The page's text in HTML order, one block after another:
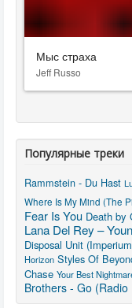
Мыс страха
Jeff Russo
Популярные треки
Rammstein - Du Hast
Where Is My Mind (The
Fear Is You Death by
Lana Del Rey –
Disposal Unit
Horizon Styles Of
Chase Your Best
Brothers - Go (Radio